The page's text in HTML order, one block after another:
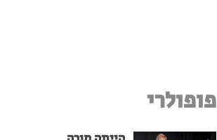
פופולרי